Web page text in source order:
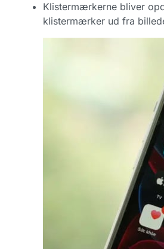
Klistermærkerne bliver
klistermærker ud fra